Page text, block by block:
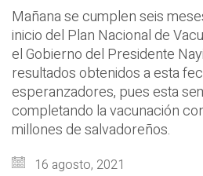
Mañana se cumplen seis
inicio del Plan Nacional de
el Gobierno del Presidente
resultados obtenidos a esta
esperanzadores, pues esta
completando la vacunación
millones de salvadoreños.
16 agosto, 2021